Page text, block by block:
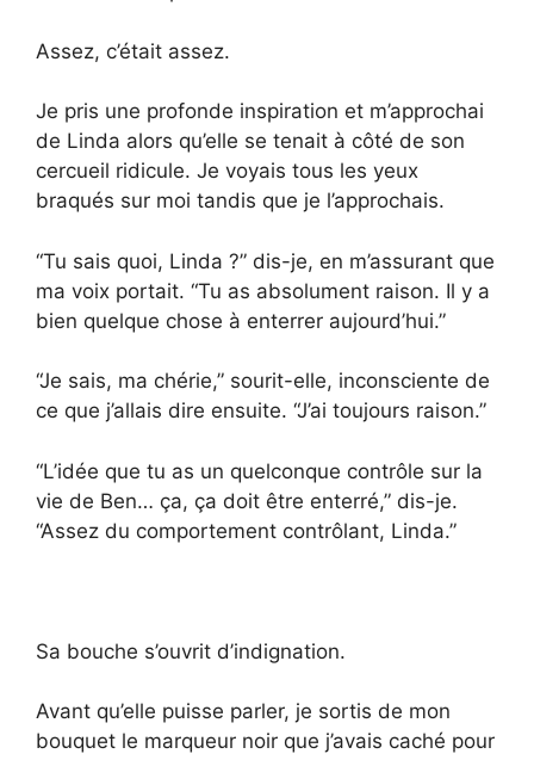
Assez, c’était assez.
Je pris une profonde inspiration et m’approchai
de Linda alors qu’elle se tenait à côté de son
cercueil ridicule. Je voyais tous les yeux
braqués sur moi tandis que je l’approchais.
“Tu sais quoi, Linda ?” dis-je, en m’assurant que
ma voix portait. “Tu as absolument raison. Il y a
bien quelque chose à enterrer aujourd’hui.”
“Je sais, ma chérie,” sourit-elle, inconsciente de
ce que j’allais dire ensuite. “J’ai toujours raison.”
“L’idée que tu as un quelconque contrôle sur la
vie de Ben… ça, ça doit être enterré,” dis-je.
“Assez du comportement contrôlant, Linda.”
Sa bouche s’ouvrit d’indignation.
Avant qu’elle puisse parler, je sortis de mon
bouquet le marqueur noir que j’avais caché pour